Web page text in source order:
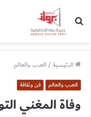
الرئيسية/العرب والعالم
العرب والعالم فن وثقافة
وفاة المغني